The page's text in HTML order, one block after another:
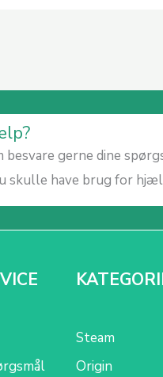
besvare gerne dine
skulle have brug for
Steam
Origin